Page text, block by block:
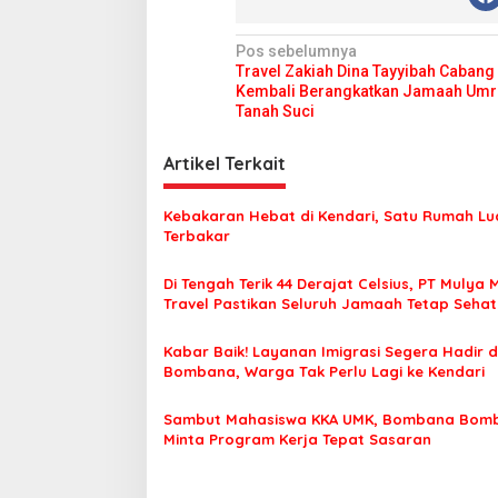
N
a
v
i
g
a
i
p
o
s
Pos sebelumnya
Travel Zakiah Dina Tayyibah
Kembali Berangkatkan Jamaah
Tanah Suci
Artikel Terkait
Kebakaran Hebat di Kendari, Satu Rumah
Terbakar
Di Tengah Terik 44 Derajat Celsius, PT Mulya
Travel Pastikan Seluruh Jamaah Tetap
Kabar Baik! Layanan Imigrasi Segera Hadir
Bombana, Warga Tak Perlu Lagi ke Kendari
Sambut Mahasiswa KKA UMK, Bombana
Minta Program Kerja Tepat Sasaran